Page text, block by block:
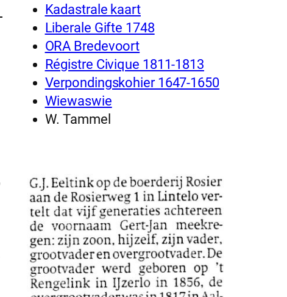
Kadastrale kaart
Liberale Gifte 1748
ORA Bredevoort
Régistre Civique 1811-1813
Verpondingskohier 1647-1650
Wiewaswie
W. Tammel